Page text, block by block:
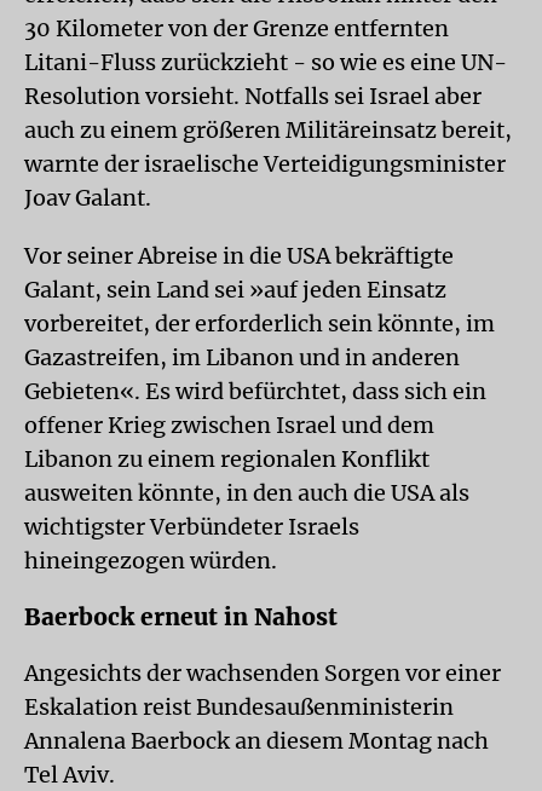
30 Kilometer von der Grenze entfernten
Litani-Fluss zurückzieht - so wie es eine UN-
Resolution vorsieht. Notfalls sei Israel aber
auch zu einem größeren Militäreinsatz bereit,
warnte der israelische Verteidigungsminister
Joav Galant.
Vor seiner Abreise in die USA bekräftigte
Galant, sein Land sei »auf jeden Einsatz
vorbereitet, der erforderlich sein könnte, im
Gazastreifen, im Libanon und in anderen
Gebieten«. Es wird befürchtet, dass sich ein
offener Krieg zwischen Israel und dem
Libanon zu einem regionalen Konflikt
ausweiten könnte, in den auch die USA als
wichtigster Verbündeter Israels
hineingezogen würden.
Baerbock erneut in Nahost
Angesichts der wachsenden Sorgen vor einer
Eskalation reist Bundesaußenministerin
Annalena Baerbock an diesem Montag nach
Tel Aviv.